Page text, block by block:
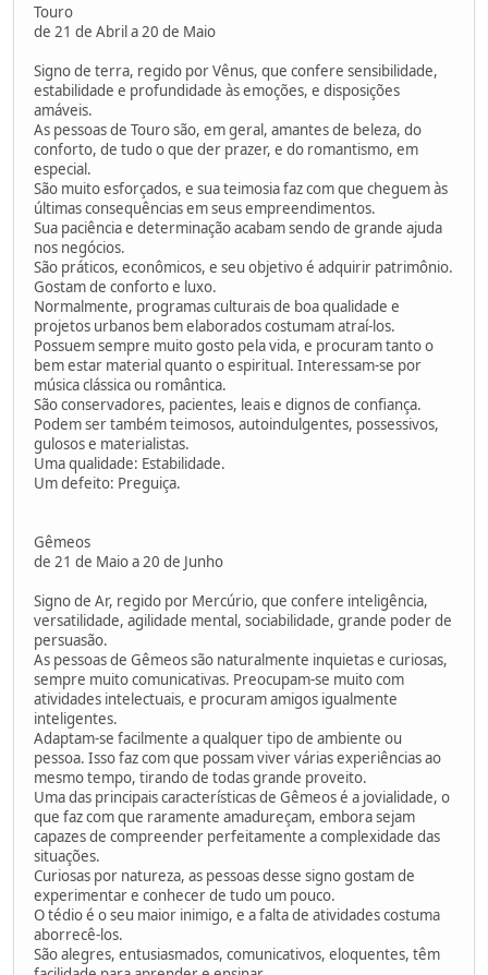
Touro
de 21 de Abril a 20 de Maio
Signo de terra, regido por Vênus, que confere sensibilidade,
estabilidade e profundidade às emoções, e disposições
amáveis.
As pessoas de Touro são, em geral, amantes de beleza, do
conforto, de tudo o que der prazer, e do romantismo, em
especial.
São muito esforçados, e sua teimosia faz com que cheguem às
últimas consequências em seus empreendimentos.
Sua paciência e determinação acabam sendo de grande ajuda
nos negócios.
São práticos, econômicos, e seu objetivo é adquirir patrimônio.
Gostam de conforto e luxo.
Normalmente, programas culturais de boa qualidade e
projetos urbanos bem elaborados costumam atraí-los.
Possuem sempre muito gosto pela vida, e procuram tanto o
bem estar material quanto o espiritual. Interessam-se por
música clássica ou romântica.
São conservadores, pacientes, leais e dignos de confiança.
Podem ser também teimosos, autoindulgentes, possessivos,
gulosos e materialistas.
Uma qualidade: Estabilidade.
Um defeito: Preguiça.
Gêmeos
de 21 de Maio a 20 de Junho
Signo de Ar, regido por Mercúrio, que confere inteligência,
versatilidade, agilidade mental, sociabilidade, grande poder de
persuasão.
As pessoas de Gêmeos são naturalmente inquietas e curiosas,
sempre muito comunicativas. Preocupam-se muito com
atividades intelectuais, e procuram amigos igualmente
inteligentes.
Adaptam-se facilmente a qualquer tipo de ambiente ou
pessoa. Isso faz com que possam viver várias experiências ao
mesmo tempo, tirando de todas grande proveito.
Uma das principais características de Gêmeos é a jovialidade, o
que faz com que raramente amadureçam, embora sejam
capazes de compreender perfeitamente a complexidade das
situações.
Curiosas por natureza, as pessoas desse signo gostam de
experimentar e conhecer de tudo um pouco.
O tédio é o seu maior inimigo, e a falta de atividades costuma
aborrecê-los.
São alegres, entusiasmados, comunicativos, eloquentes, têm